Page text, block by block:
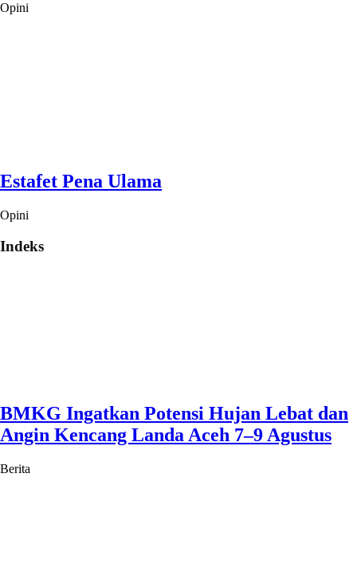
Opini
Estafet Pena Ulama
Opini
Indeks
BMKG Ingatkan Potensi Hujan Lebat dan
Angin Kencang Landa Aceh 7–9 Agustus
Berita